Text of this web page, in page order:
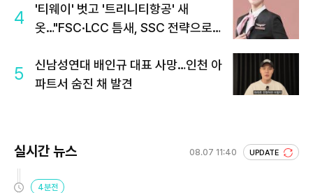
4
'티웨이' 벗고 '트리니티항공' 새
옷…"FSC·LCC 틈새, SSC 전략으로
5
신남성연대 배인규 대표 사망…인천 아
파트서 숨진 채 발견
실시간 뉴스 08.07 11:40 UPDATE
4분전